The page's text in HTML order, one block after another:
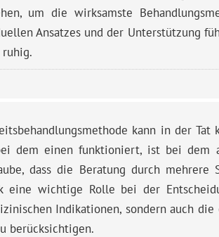
um die wirksamste
Ansatzes und der Unterstützung
kann in der Tat
dem einen funktioniert, ist bei dem
dass die Beratung durch mehrere
eine wichtige Rolle bei der
Indikationen, sondern auch
berücksichtigen.